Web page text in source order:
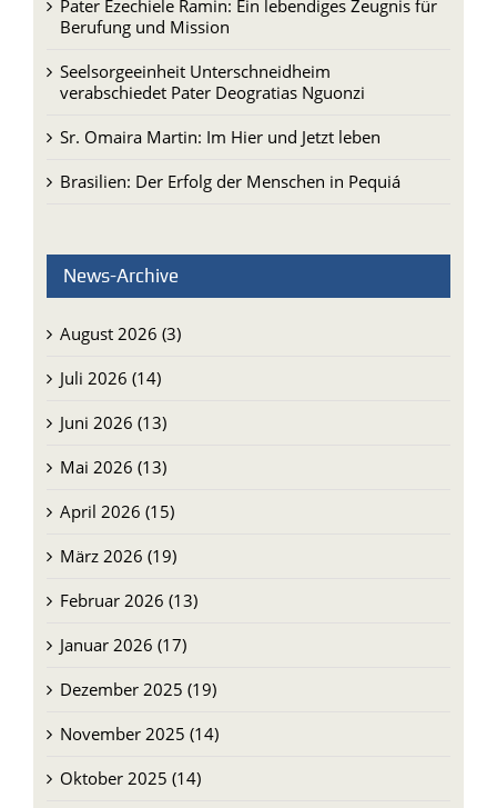
Pater Ezechiele Ramin: Ein lebendiges Zeugnis für
Berufung und Mission
Seelsorgeeinheit Unterschneidheim
verabschiedet Pater Deogratias Nguonzi
Sr. Omaira Martin: Im Hier und Jetzt leben
Brasilien: Der Erfolg der Menschen in Pequiá
News-Archive
August 2026 (3)
Juli 2026 (14)
Juni 2026 (13)
Mai 2026 (13)
April 2026 (15)
März 2026 (19)
Februar 2026 (13)
Januar 2026 (17)
Dezember 2025 (19)
November 2025 (14)
Oktober 2025 (14)